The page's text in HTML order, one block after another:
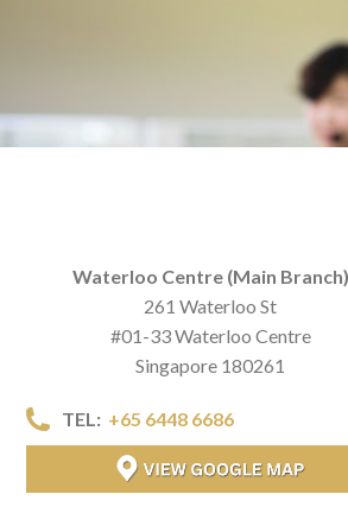
Waterloo Centre (Main Branch)
261 Waterloo St
#01-33 Waterloo Centre
Singapore 180261
TEL: +65 6448 6686